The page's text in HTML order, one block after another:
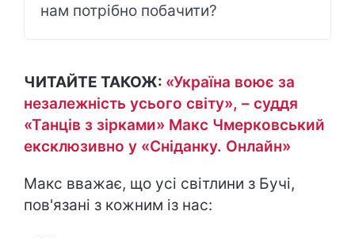
нам потрібно побачити?
ЧИТАЙТЕ ТАКОЖ: «Україна воює за
незалежність усього світу», – суддя
«Танців з зірками» Макс Чмерковський
ексклюзивно у «Сніданку. Онлайн»
Макс вважає, що усі світлини з Бучі,
пов'язані з кожним із нас: